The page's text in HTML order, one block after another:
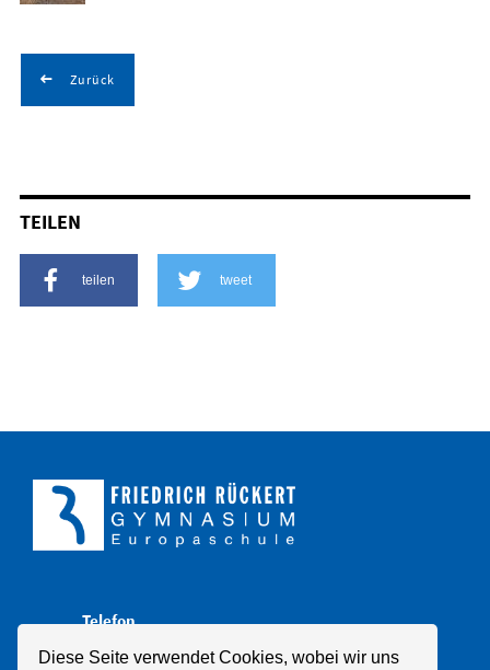
Diese Seite verwendet Cookies, wobei wir uns
Zurück
TEILEN
teilen tweet
Telefon
+49 211 8998310